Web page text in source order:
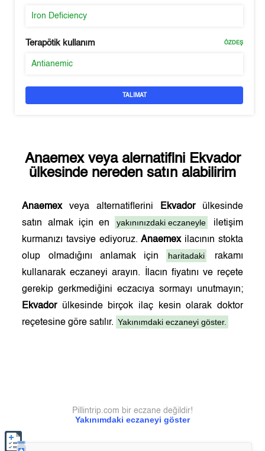
Iron Deficiency
Terapötik kullanım ÖZDEŞ
Antianemic
TALIMAT
Anaemexveya alernatifini Ekvador
ülkesinde nereden satın alabilirim
Anaemexveya alternatiflerini Ekvadorülkesinde
satın almak için en
yakınınızdaki eczaneyle
iletişim
kurmanızı tavsiye ediyoruz.Anaemexilacının stokta
olup olmadığını anlamak için
haritadaki
rakamı
kullanarak eczaneyi arayın. İlacın fiyatını ve reçete
gerekip gerkmediğini eczacıya sormayı unutmayın;
Ekvadorülkesinde birçok ilaç kesin olarak doktor
reçetesine göre satılır. Yakınımdaki eczaneyi göster.
Yakınımdaki eczaneyi göster
Pillintrip.com bir eczane değildir!